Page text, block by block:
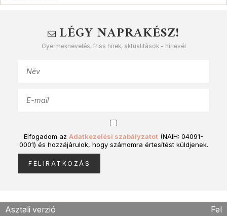
LÉGY NAPRAKÉSZ!
Gyermeknevelés, friss hírek, aktualitások - hírlevél
Elfogadom az Adatkezelési szabályzatot (NAIH: 04091-
0001) és hozzájárulok, hogy számomra értesítést küldjenek.
Asztali verzió Fel